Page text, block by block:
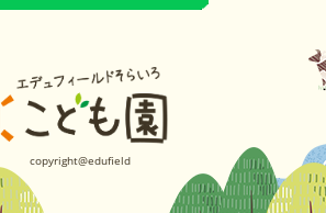
copyright@edufield